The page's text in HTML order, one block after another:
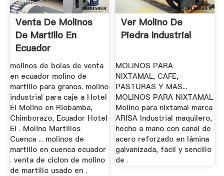
Venta De Molinos
De Martillo En
Ecuador
molinos de bolas de venta
en ecuador molino de
martillo para granos. molino
industrial para caje a Hotel
El Molino en Riobamba,
Chimborazo, Ecuador Hotel
El . Molino Martillos
Cuenca ... molinos de
martillo en cuenca ecuador
. venta de ciclon de molino
de martillo usado en .
Ver Molino De
Piedra Industrial
MOLINOS PARA
NIXTAMAL, CAFE,
PASTURAS Y MAS...
MOLINOS PARA NIXTAMAL
Molino para nixtamal marca
ARISA Industrial maquilero,
hecho a mano con canal de
acero reforzado en lámina
galvanizada, fácil y sencillo
de .